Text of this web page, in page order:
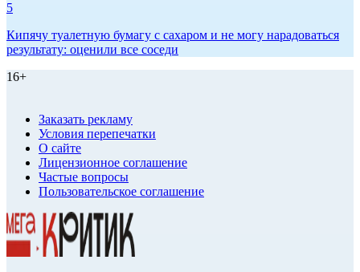
5
Кипячу туалетную бумагу с сахаром и не могу нарадоваться
результату: оценили все соседи
16+
Заказать рекламу
Условия перепечатки
О сайте
Лицензионное соглашение
Частые вопросы
Пользовательское соглашение